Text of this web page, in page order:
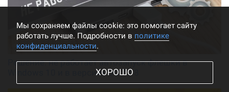
74211
Решение: не работает автозапуск флешки в
Windows 10 и в версиях ОС 7 / 8
Мы cохраняем файлы cookie: это помогает сайту
работать лучше. Подробности в политике
конфиденциальности.
ХОРОШО